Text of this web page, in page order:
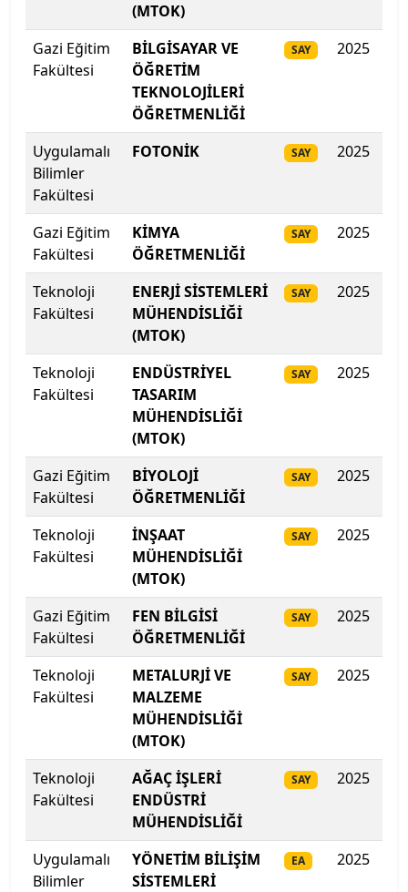
İstanbul Atlas Üniversitesi
İstanbul Aydın Üniversitesi
İstanbul Beykent Üniversitesi
İstanbul Bilgi Üniversitesi
İstanbul Esenyurt Üniversitesi
İstanbul Galata Üniversitesi
İstanbul Gedik Üniversitesi
İstanbul Gelişim Üniversitesi
İstanbul Kent Üniversitesi
İstanbul Kültür Üniversitesi
İstanbul Medeniyet Üniversitesi
İstanbul Medipol Üniversitesi
İstanbul Nişantaşı Üniversitesi
İstanbul Okan Üniversitesi
İstanbul Rumeli Üniversitesi
İstanbul Sabahattin Zaim Üniversitesi
İstanbul Sağlık ve Sosyal Bilimler Meslek Y.O.
İstanbul Sağlık ve Sosyal Bilimler Meslek Y.O.
İstanbul Sağlık ve Teknoloji Üniversitesi
İstanbul Şişli Meslek Y.O.
(MTOK)
Gazi Eğitim
Fakültesi
BİLGİSAYAR VE
ÖĞRETİM
TEKNOLOJİLERİ
ÖĞRETMENLİĞİ
SAY 2025
Uygulamalı
Bilimler
Fakültesi
FOTONİK SAY 2025
Gazi Eğitim
Fakültesi
KİMYA
ÖĞRETMENLİĞİ
SAY 2025
Teknoloji
Fakültesi
ENERJİ SİSTEMLERİ
MÜHENDİSLİĞİ
(MTOK)
SAY 2025
Teknoloji
Fakültesi
ENDÜSTRİYEL
TASARIM
MÜHENDİSLİĞİ
(MTOK)
SAY 2025
Gazi Eğitim
Fakültesi
BİYOLOJİ
ÖĞRETMENLİĞİ
SAY 2025
Teknoloji
Fakültesi
İNŞAAT
MÜHENDİSLİĞİ
(MTOK)
SAY 2025
Gazi Eğitim
Fakültesi
FEN BİLGİSİ
ÖĞRETMENLİĞİ
SAY 2025
Teknoloji
Fakültesi
METALURJİ VE
MALZEME
MÜHENDİSLİĞİ
(MTOK)
SAY 2025
Teknoloji
Fakültesi
AĞAÇ İŞLERİ
ENDÜSTRİ
MÜHENDİSLİĞİ
SAY 2025
Uygulamalı
Bilimler
YÖNETİM BİLİŞİM
SİSTEMLERİ
EA 2025